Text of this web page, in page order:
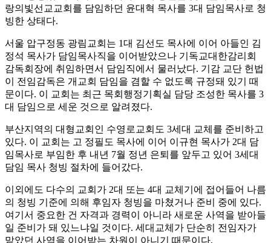
랑의빛선교교회를 담임하던 윤대혁 목사를 3대 담임목사로 청
빙한 상태다.
서울 압구정동 광림교회는 1대 김선도 목사에 이어 아들인 김
정석 목사가 담임목사직을 이어받았으나 기독교대한감리회
감독회장에 취임하면서 담임직에서 물러났다. 기감 교단 헌법
이 전임감독은 개교회 담임을 겸할 수 없도록 규정돼 있기 때
문이다. 이 교회는 최근 목회행정기획실 담당 조성한 목사를 3
대 담임으로 세운 것으로 알려졌다.
부산지역의 대형교회인 수영로교회도 3세대 교체를 준비하고
있다. 이 교회는 고 정필도 목사에 이어 이규현 목사가 2대 담
임목사로 부임한 후 내년 7월 정년 은퇴를 앞두고 있어 3세대
담임 목사 청빙 절차에 들어갔다.
이외에도 다수의 교회가 2대 또는 4대 교체기에 접어들어 나름
의 청빙 기준에 의해 후임자 청빙을 마쳤거나 준비 중에 있다.
여기서 중요한 건 자격과 경력이 아니라 새로운 사역을 받아들
일 준비가 돼 있느냐일 것이다. 세대교체가 단순히 전임자가
맡았던 사역을 이어받는 차원이 아니기 때문이다.